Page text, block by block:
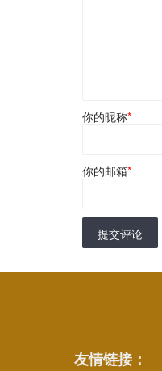
你的昵称*
你的邮箱*
提交评论
友情链接：